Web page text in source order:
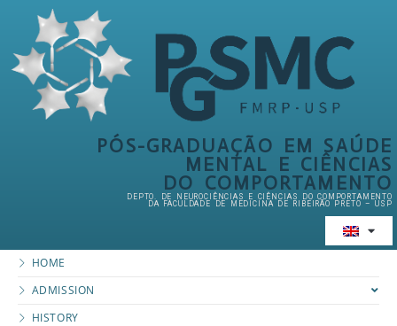
PÓS-GRADUAÇÃO EM SAÚDE
MENTAL E CIÊNCIAS
DO COMPORTAMENTO
DEPTO. DE NEUROCIÊNCIAS E CIÊNCIAS DO COMPORTAMENTO
DA FACULDADE DE MEDICINA DE RIBEIRÃO PRETO – USP
HOME
ADMISSION
HISTORY